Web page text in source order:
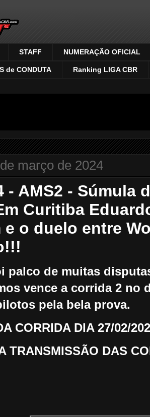
STAFF NUMERAÇÃO OFICIAL
de CONDUTA Ranking LIGA CBR
março de 2024
- AMS2 - Súmula
Curitiba
e o duelo entre
palco de muitas
vence a corrida 2 no
pela bela prova.
CORRIDA DIA 27/02/
TRANSMISSÃO DAS